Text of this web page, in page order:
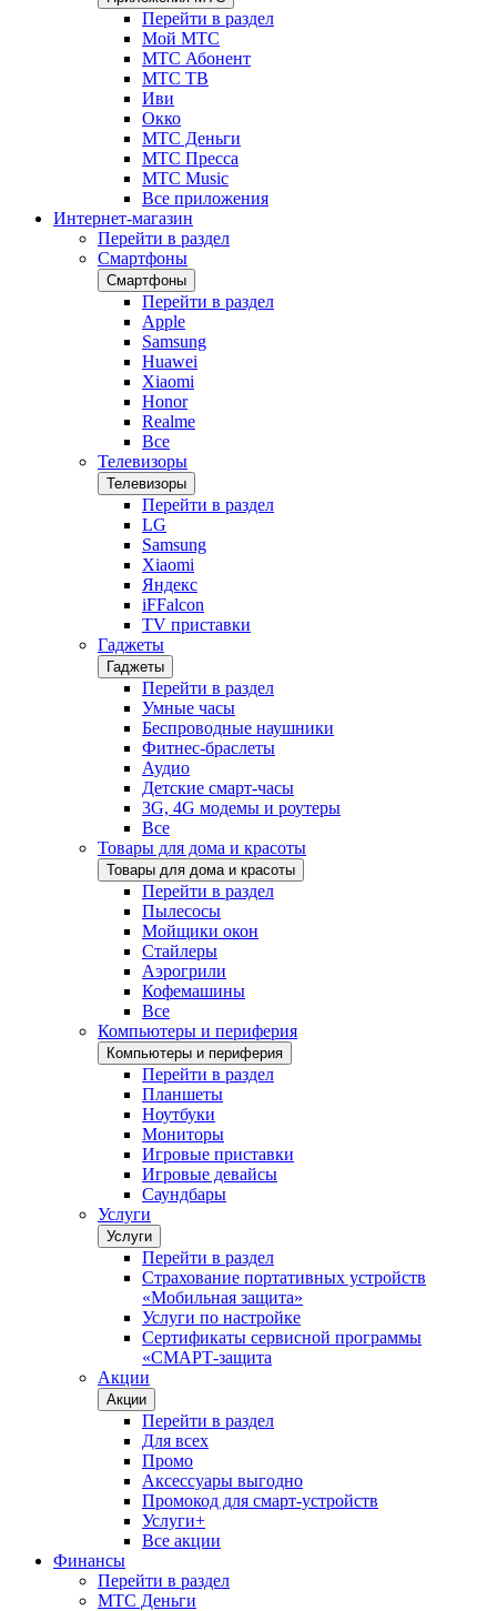
Перейти в раздел
Мой МТС
МТС Абонент
МТС ТВ
Иви
Окко
МТС Деньги
МТС Пресса
МТС Music
Все приложения
Интернет-магазин
Перейти в раздел
Смартфоны
Смартфоны
Перейти в раздел
Apple
Samsung
Huawei
Xiaomi
Honor
Realme
Все
Телевизоры
Телевизоры
Перейти в раздел
LG
Samsung
Xiaomi
Яндекс
iFFalcon
TV приставки
Гаджеты
Гаджеты
Перейти в раздел
Умные часы
Беспроводные наушники
Фитнес-браслеты
Аудио
Детские смарт-часы
3G, 4G модемы и роутеры
Все
Товары для дома и красоты
Товары для дома и красоты
Перейти в раздел
Пылесосы
Мойщики окон
Стайлеры
Аэрогрили
Кофемашины
Все
Компьютеры и периферия
Компьютеры и периферия
Перейти в раздел
Планшеты
Ноутбуки
Мониторы
Игровые приставки
Игровые девайсы
Саундбары
Услуги
Услуги
Перейти в раздел
Страхование портативных устройств
«Мобильная защита»
Услуги по настройке
Сертификаты сервисной программы
«СМАРТ-защита
Акции
Акции
Перейти в раздел
Для всех
Промо
Аксессуары выгодно
Промокод для смарт-устройств
Услуги+
Все акции
Финансы
Перейти в раздел
МТС Деньги